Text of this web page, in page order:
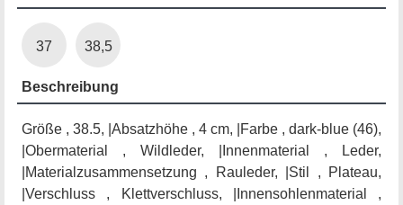
37 38,5
Beschreibung
Größe , 38.5, |Absatzhöhe , 4 cm, |Farbe , dark-blue (46),
|Obermaterial , Wildleder, |Innenmaterial , Leder,
|Materialzusammensetzung , Rauleder, |Stil , Plateau,
|Verschluss , Klettverschluss, |Innensohlenmaterial ,